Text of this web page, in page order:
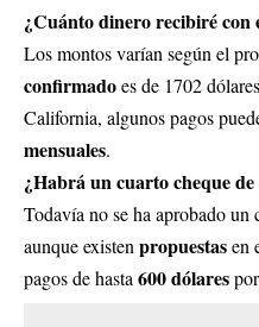
¿Cuánto dinero recibiré con
Los montos varían según el
confirmadoes de 1702
California, algunos pagos
mensuales.
¿Habrá un cuarto cheque
Todavía no se ha aprobado un
aunque existen propuestasen
pagos de hasta 600 dólares